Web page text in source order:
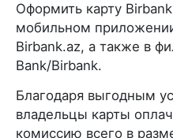
Оформить карту
мобильном
Birbank.az, а также в
Bank/Birbank.
Благодаря выгодным
владельцы карты
комиссию всего в